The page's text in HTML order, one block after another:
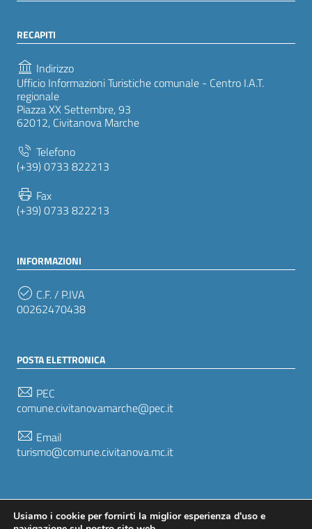
RECAPITI
Indirizzo
Ufficio Informazioni Turistiche comunale - Centro I.A.T.
regionale
Piazza XX Settembre, 93
62012, Civitanova Marche
Telefono
(+39) 0733 822213
Fax
(+39) 0733 822213
INFORMAZIONI
C.F. / P.IVA
00262470438
POSTA ELETTRONICA
PEC
comune.civitanovamarche@pec.it
Email
turismo@comune.civitanova.mc.it
SEGUICI SU
Usiamo i cookie per fornirti la miglior esperienza d'uso e